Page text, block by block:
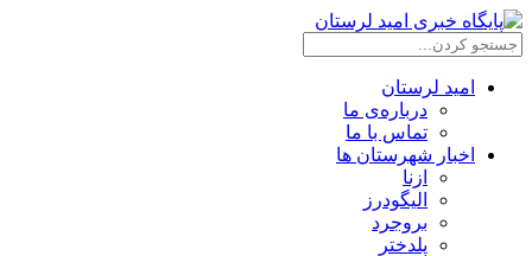
امید لرستان
درباره‌ی ما
تماس با ما
اخبار شهرستان ها
ازنا
الیگودرز
بروجرد
پلدختر